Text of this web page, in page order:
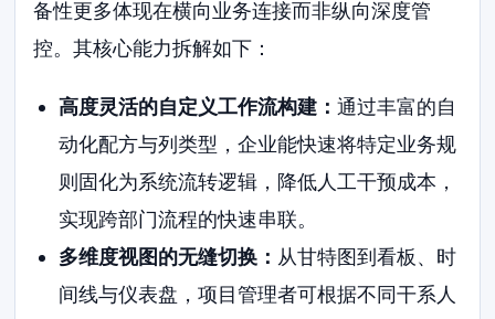
备性更多体现在横向业务连接而非纵向深度管
控。其核心能力拆解如下：
高度灵活的自定义工作流构建： 通过丰富的自
动化配方与列类型，企业能快速将特定业务规
则固化为系统流转逻辑，降低人工干预成本，
实现跨部门流程的快速串联。
多维度视图的无缝切换： 从甘特图到看板、时
间线与仪表盘，项目管理者可根据不同干系人